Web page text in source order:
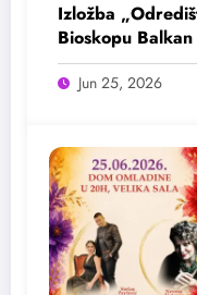
Izložba
Bioskopu Balkan
Jun 25, 2026